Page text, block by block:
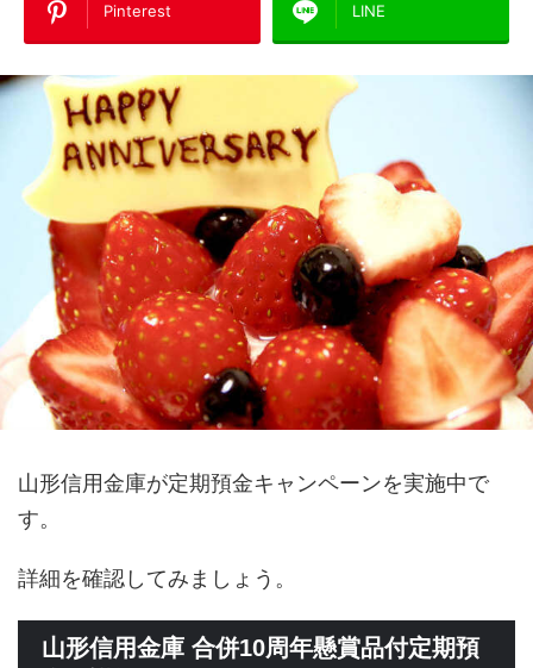
Pinterest LINE
山形信用金庫が定期預金キャンペーンを実施中で
す。
詳細を確認してみましょう。
山形信用金庫 合併10周年懸賞品付定期預